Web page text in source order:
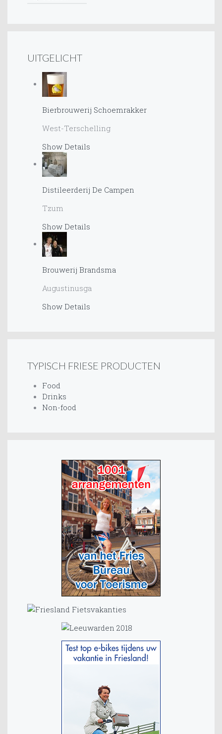
UITGELICHT
Bierbrouwerij Schoemrakker
West-Terschelling
Show Details
Distileerderij De Campen
Tzum
Show Details
Brouwerij Brandsma
Augustinusga
Show Details
TYPISCH FRIESE PRODUCTEN
Food
Drinks
Non-food